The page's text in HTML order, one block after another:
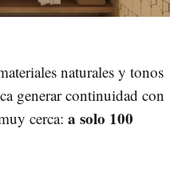
naturales y tonos
generar continuidad con
cerca: a solo 100